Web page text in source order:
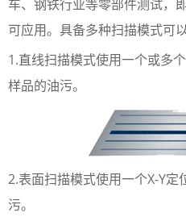
车、钢铁行业等零部件测试，
可应用。具备多种扫描模式可
1.直线扫描模式使用一个或多
样品的油污。
2.表面扫描模式使用一个X-Y
污。